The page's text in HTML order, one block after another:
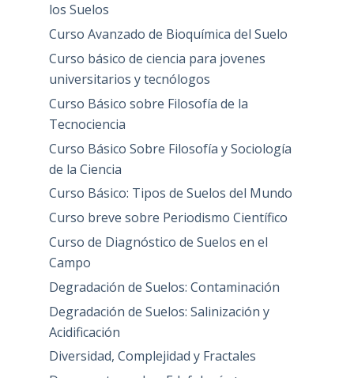
los Suelos
Curso Avanzado de Bioquímica del Suelo
Curso básico de ciencia para jovenes
universitarios y tecnólogos
Curso Básico sobre Filosofía de la
Tecnociencia
Curso Básico Sobre Filosofía y Sociología
de la Ciencia
Curso Básico: Tipos de Suelos del Mundo
Curso breve sobre Periodismo Científico
Curso de Diagnóstico de Suelos en el
Campo
Degradación de Suelos: Contaminación
Degradación de Suelos: Salinización y
Acidificación
Diversidad, Complejidad y Fractales